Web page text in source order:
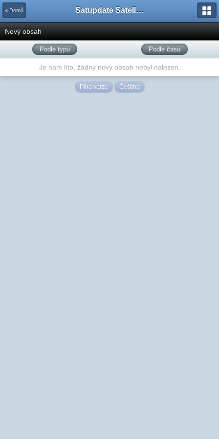
« Domů Satupdate Satellite Support Project
Nový obsah
Podle typu Podle času
Je nám líto, žádný nový obsah nebyl nalezen.
Plná verze Čeština